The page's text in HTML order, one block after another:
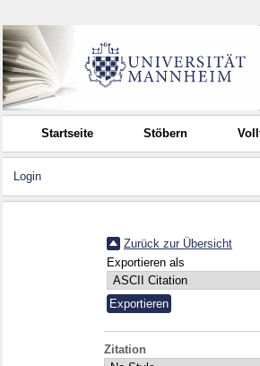
Startseite Stöbern
Login
Zurück zur Übersicht
Exportieren als
Zitation